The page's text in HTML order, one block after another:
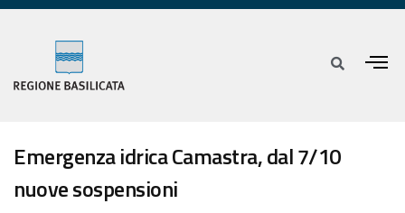
Emergenza idrica Camastra, dal 7/10
nuove sospensioni